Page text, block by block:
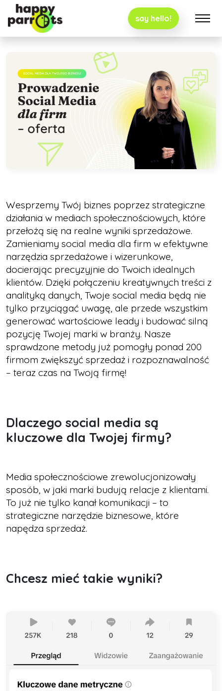
say hello!
Wesprzemy Twój biznes poprzez strategiczne
działania w mediach społecznościowych, które
przełożą się na realne wyniki sprzedażowe.
Zamieniamy social media dla firm w efektywne
narzędzia sprzedażowe i wizerunkowe,
docierając precyzyjnie do Twoich idealnych
klientów. Dzięki połączeniu kreatywnych treści z
analityką danych, Twoje social media będą nie
tylko przyciągać uwagę, ale przede wszystkim
generować wartościowe leady i budować silną
pozycję Twojej marki w branży. Nasze
sprawdzone metody już pomogły ponad 200
firmom zwiększyć sprzedaż i rozpoznawalność
– teraz czas na Twoją firmę!
Dlaczego social media są
kluczowe dla Twojej firmy?
Media społecznościowe zrewolucjonizowały
sposób, w jaki marki budują relacje z klientami.
To już nie tylko kanał komunikacji – to
strategiczne narzędzie biznesowe, które
napędza sprzedaż.
Chcesz mieć takie wyniki?